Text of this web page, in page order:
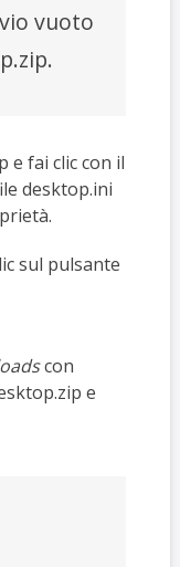
vuoto
e fai clic con il
desktop.ini
sul pulsante
con
e